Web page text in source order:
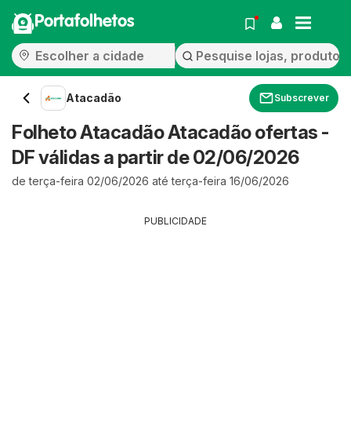
Portafolhetos
Atacadão Subscrever
Folheto Atacadão Atacadão ofertas -
DF válidas a partir de 02/06/2026
de terça-feira 02/06/2026 até terça-feira 16/06/2026
PUBLICIDADE